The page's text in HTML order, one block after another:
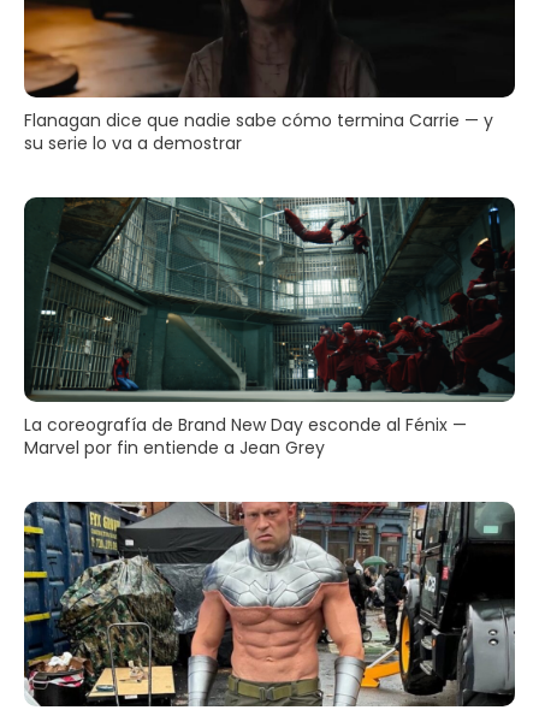
Flanagan dice que nadie sabe cómo termina Carrie — y
su serie lo va a demostrar
La coreografía de Brand New Day esconde al Fénix —
Marvel por fin entiende a Jean Grey